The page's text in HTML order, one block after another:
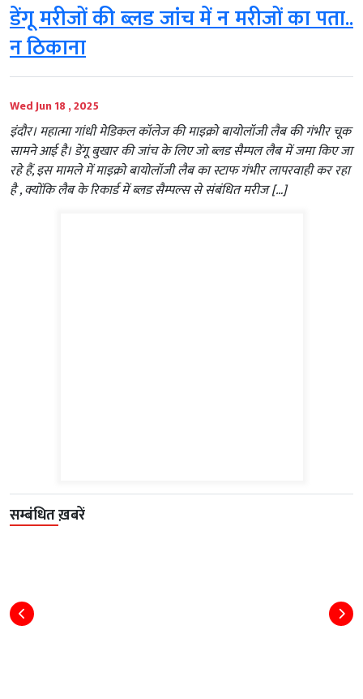
डेंगू मरीजों की ब्लड जांच में न मरीजों का पता..
न ठिकाना
Wed Jun 18 , 2025
इंदौर। महात्मा गांधी मेडिकल कॉलेज की माइक्रो बायोलॉजी लैब की गंभीर चूक
सामने आई है। डेंगू बुखार की जांच के लिए जो ब्लड सैम्पल लैब में जमा किए जा
रहे हैं, इस मामले में माइक्रो बायोलॉजी लैब का स्टाफ गंभीर लापरवाही कर रहा
है , क्योंकि लैब के रिकार्ड में ब्लड सैम्पल्स से संबंधित मरीज […]
सम्बंधित ख़बरें